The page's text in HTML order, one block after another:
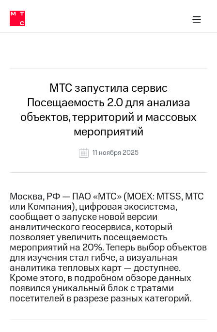
Медиа-центр
и акционерам
Устойчивое развитие
Комплаенс и деловая этика
компании
Карьера
История
компании
Руководство
информация
Медиа-центр
Пресс-
релизы
МТС
о технологиях
Достижения
Интервью
Финансовая
в МТС
Пресс-
релизы
МТС
о технологиях
МТС запустила сервис
Посещаемость 2.0 для анализа
объектов, территорий и массовых
мероприятий
11 ноября 2025
Москва, РФ — ПАО «МТС» (MOEX: MTSS, МТС
или Компания), цифровая экосистема,
сообщает о запуске новой версии
аналитического геосервиса, который
позволяет увеличить посещаемость
мероприятий на 20%. Теперь выбор объектов
для изучения стал гибче, а визуальная
аналитика тепловых карт — доступнее.
Кроме этого, в подробном обзоре данных
появился уникальный блок с тратами
посетителей в разрезе разных категорий.